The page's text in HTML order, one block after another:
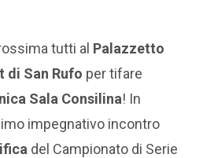
tutti al Palazzetto
di San Rufo per tifare
Sala Consilina! In
impegnativo incontro
del Campionato di Serie